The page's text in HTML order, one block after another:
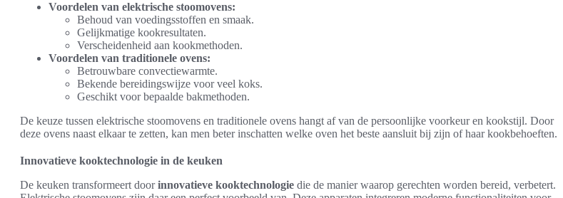
Voordelen van elektrische stoomovens:
Behoud van voedingsstoffen en smaak.
Gelijkmatige kookresultaten.
Verscheidenheid aan kookmethoden.
Voordelen van traditionele ovens:
Betrouwbare convectiewarmte.
Bekende bereidingswijze voor veel koks.
Geschikt voor bepaalde bakmethoden.
De keuze tussen elektrische stoomovens en traditionele ovens hangt af van de persoonlijke voorkeur en kookstijl. Door
deze ovens naast elkaar te zetten, kan men beter inschatten welke oven het beste aansluit bij zijn of haar kookbehoeften.
Innovatieve kooktechnologie in de keuken
De keuken transformeert doorinnovatieve kooktechnologie die de manier waarop gerechten worden bereid, verbetert.